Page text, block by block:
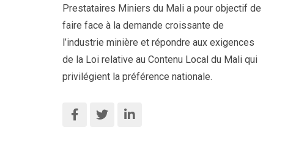
Prestataires Miniers du Mali a pour objectif de
faire face à la demande croissante de
l’industrie minière et répondre aux exigences
de la Loi relative au Contenu Local du Mali qui
privilégient la préférence nationale.